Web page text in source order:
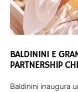
BALDININI E
PARTNERSHIP
Baldinini inaugura